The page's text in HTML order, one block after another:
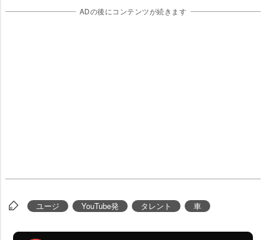
ADの後にコンテンツが続きます
ユージ YouTube発 タレント 車